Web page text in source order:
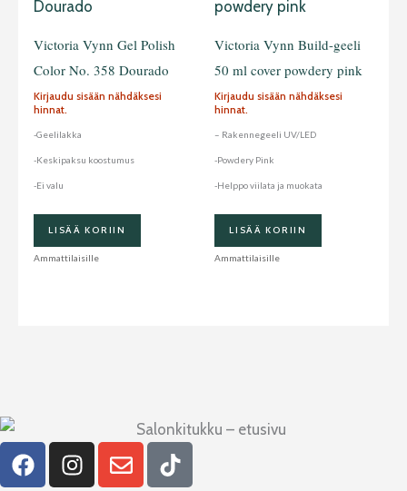
Victoria Vynn Gel Polish
Color No. 358 Dourado
Kirjaudu sisään nähdäksesi
hinnat.
-Geelilakka
-Keskipaksu koostumus
-Ei valu
LISÄÄ KORIIN
Ammattilaisille
Victoria Vynn Build-geeli
50 ml cover powdery pink
Kirjaudu sisään nähdäksesi
hinnat.
– Rakennegeeli UV/LED
-Powdery Pink
-Helppo viilata ja muokata
LISÄÄ KORIIN
Ammattilaisille
F
a
I
n
E
n
T
i